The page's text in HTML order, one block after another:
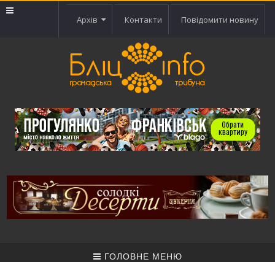
Архів Контакти Повідомити новину
ГОЛОВНЕ МЕНЮ